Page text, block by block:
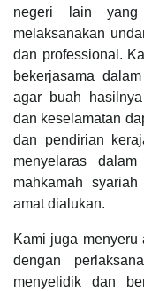
negeri lain yang
melaksanakan
dan professional.
bekerjasama
agar buah
dan keselamatan
dan pendirian
menyelaras
mahkamah
amat dialukan.
Kami juga
dengan
menyelidik dan